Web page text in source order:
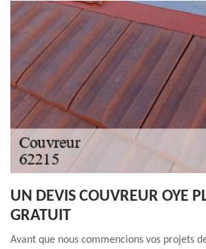
UN DEVIS COUVREUR OYE
GRATUIT
Avant que nous commencions vos projets